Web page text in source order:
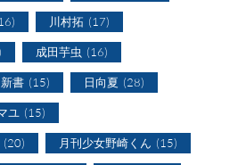
川村拓 (17)
成田芋虫 (16)
新書 (15) 日向夏 (28)
ユ (15)
(20) 月刊少女野崎くん (15)